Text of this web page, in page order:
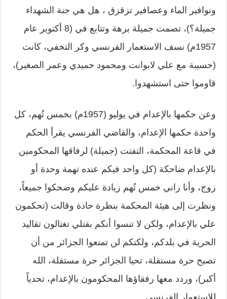
ونوافير الماء وعصافير تزقزق ، هل هي جنة الشهداء
جميلة؟)، تصمت جميلة برهة وتتابع في (8 أكتوبر عام
1957م) نسف الاستعمار الفرنسي وكر التخفي، كانت
(حسيبة مع علي لابوانت ومحمود حميدي وعمر الصغير)،
قاوموا حتى استشهدوا.
وعن حكمها بالإعدام في يوليو (1957م) بخمس تُهم، كل
واحدة حكمها الإعدام، والقاضي الفرنسي يقرأ الحكم
في قاعة المحكمة، التفتت (جميلة) لرفاقها المحكومين
بالإعدام ضاحكة (كل واحد فيكم عنده تهمة وحدة أو
زوج، وأنا راني خمس تُهم زيادة عليكم وضحكوا جميعاً،
ونظرت إلى هيئة المحكمة بنظرة حادة وقالت (تحكمون
علي بالإعدام، ولكن لا تنسوا أنكم بقتلي تغتالون تقاليد
الحرية في بلدكم، ولكنكم لن تمنعوا الجزائر من أن
تصبح حرة مستقلة، تحيا الجزائر حرة مستقلة، الله
أكبر)، وردد معها رفقاؤها المحكومون بالإعدام، تحدياً
للاستعمار الفرنسي.